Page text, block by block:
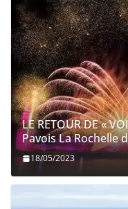
LE RETOUR DE «
Pavois La Rochelle
18/05/2023